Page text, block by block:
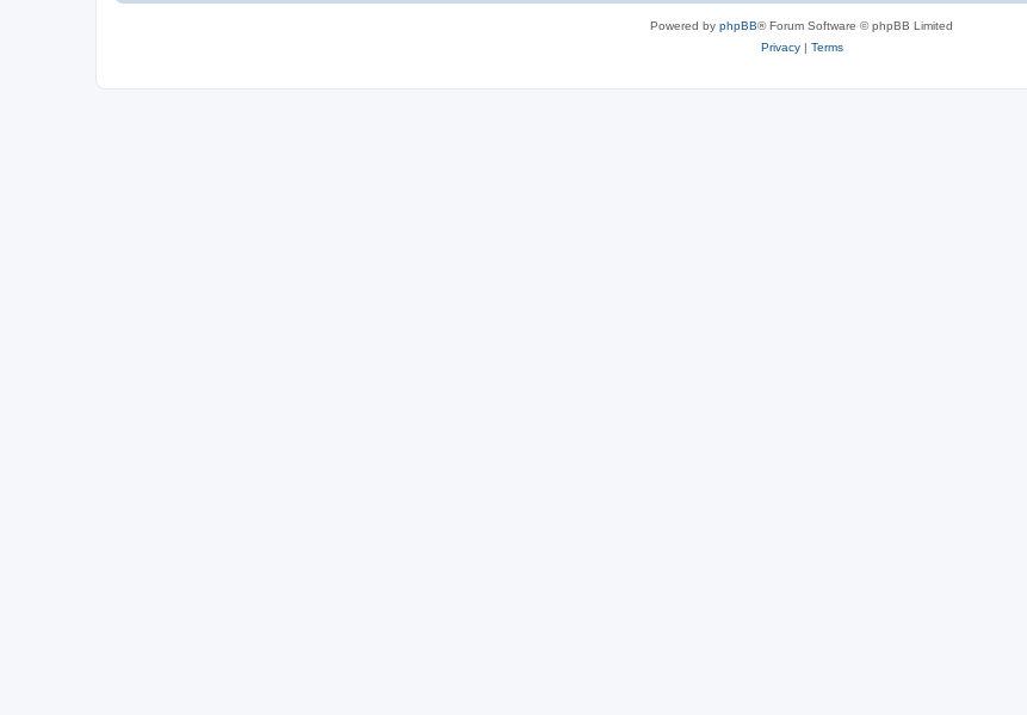
Powered by phpBB® Forum Software © phpBB Limited
Privacy| Terms